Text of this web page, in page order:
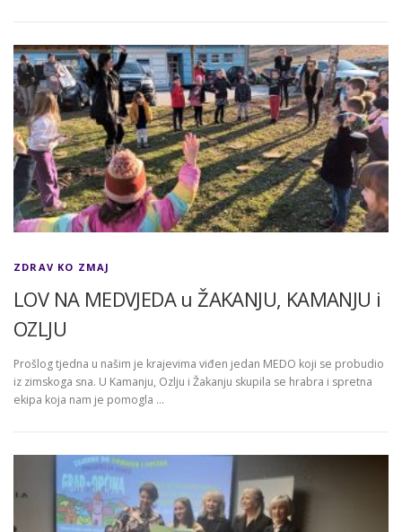
ZDRAV KO ZMAJ
LOV NA MEDVJEDA u ŽAKANJU, KAMANJU i
OZLJU
Prošlog tjedna u našim je krajevima viđen jedan MEDO koji se probudio
iz zimskoga sna. U Kamanju, Ozlju i Žakanju skupila se hrabra i spretna
ekipa koja nam je pomogla …